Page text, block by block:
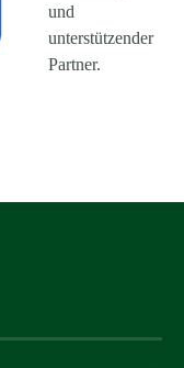
und
unterstützender
Partner.